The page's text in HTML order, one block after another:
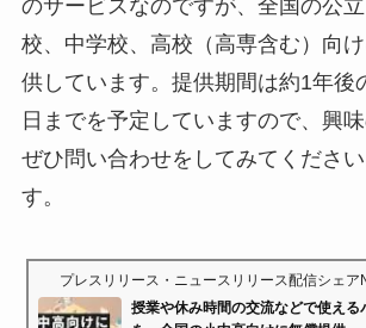
のサービスなのですが、全国の公
校、中学校、高校（高専含む）向
供しています。提供期間は約1年後
日までを予定していますので、興
ぜひ問い合わせをしてみてくださ
す。
プレスリリース・ニュースリリース配信シェア
授業や休み時間の交流などで使える